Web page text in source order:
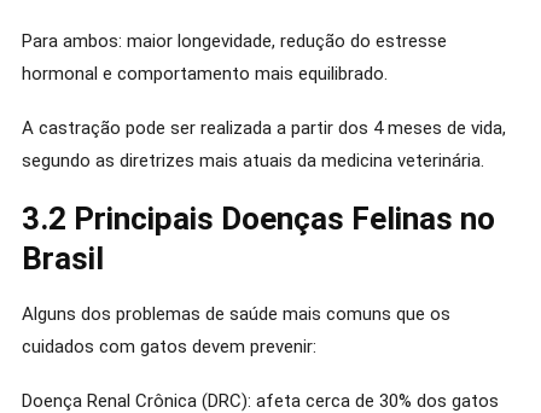
Para ambos: maior longevidade, redução do estresse
hormonal e comportamento mais equilibrado.
A castração pode ser realizada a partir dos 4 meses de vida,
segundo as diretrizes mais atuais da medicina veterinária.
3.2 Principais Doenças Felinas no
Brasil
Alguns dos problemas de saúde mais comuns que os
cuidados com gatos devem prevenir:
Doença Renal Crônica (DRC): afeta cerca de 30% dos gatos